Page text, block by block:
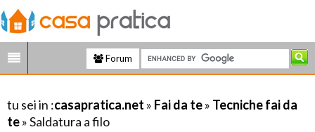
Forum
tu sei in :casapratica.net » Fai da te» Tecniche fai da
te» Saldatura a filo